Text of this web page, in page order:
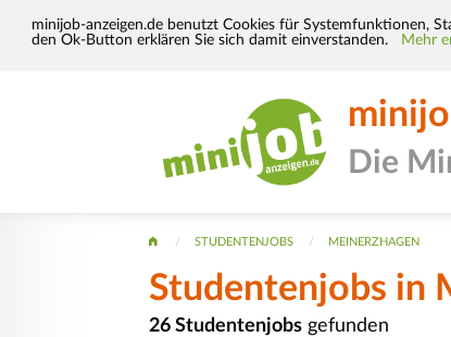
minijob-anzeigen.de benutzt Cookies für Systemfunktionen,
den Ok-Button erklären Sie sich damit einverstanden.
Mehr
Die
STUDENTENJOBS MEINERZHAGEN
Studentenjobs in
26 Studentenjobs gefunden